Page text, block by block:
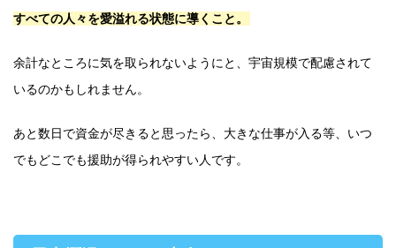
すべての人々を愛溢れる状態に導くこと。
余計なところに気を取られないようにと、宇宙規模で配慮されて
いるのかもしれません。
あと数日で資金が尽きると思ったら、大きな仕事が入る等、いつ
でもどこでも援助が得られやすい人です。